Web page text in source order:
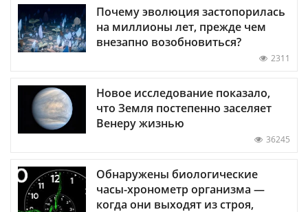
Почему эволюция застопорилась
на миллионы лет, прежде чем
внезапно возобновиться?
2311
Новое исследование показало,
что Земля постепенно заселяет
Венеру жизнью
36245
Обнаружены биологические
часы-хронометр организма —
когда они выходят из строя,